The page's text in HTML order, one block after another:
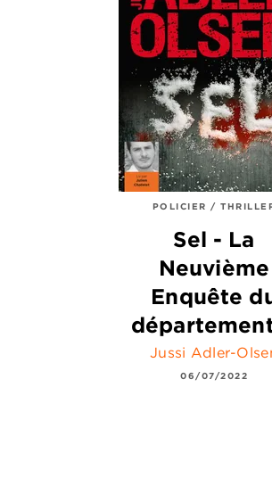
POLICIER /
Sel - La
Neuvième
Enquête
Jussi Adler-
06/07/2022